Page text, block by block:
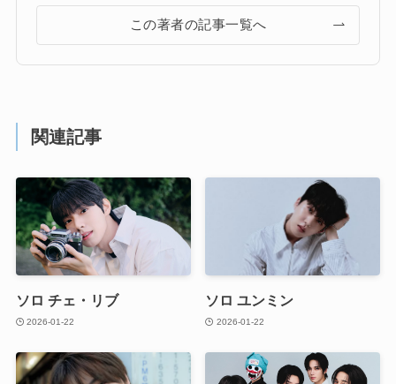
この著者の記事一覧へ
関連記事
ソロ チェ・リブ
2026-01-22
ソロ ユンミン
2026-01-22